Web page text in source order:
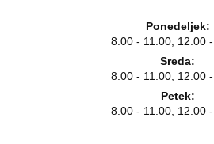
Ponedeljek:
8.00 - 11.00, 12.00
Sreda:
8.00 - 11.00, 12.00
Petek:
8.00 - 11.00, 12.00